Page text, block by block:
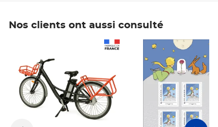
Nos clients ont aussi consulté
Prix 7,50€